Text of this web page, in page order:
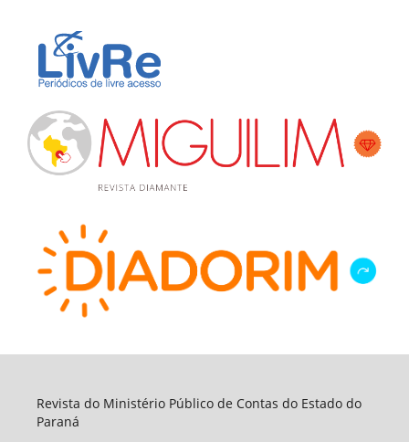
Revista do Ministério Público de Contas do Estado do
Paraná